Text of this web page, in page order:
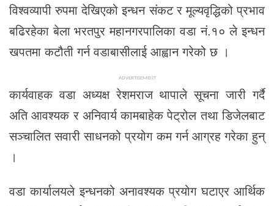
विश्वव्यापी रुपमा देखिएको इन्धन संकट र मूल्यवृद्धिको प्रभाव
बढिरहेका बेला भरतपुर महानगरपालिका वडा नं.१० ले इन्धन
खपतमा कटौती गर्न वडाबासीलाई आह्वान गरेको छ ।
ADVERTISEMENT
कार्यवाहक वडा अध्यक्ष रेशमराज थापाले सूचना जारी गर्दै
अति आवश्यक र अनिवार्य कामबाहेक पेट्रोल तथा डिजेलबाट
सञ्चालित सवारी साधनको प्रयोग कम गर्न आग्रह गरेका हुन्
।
वडा कार्यालयले इन्धनको अनावश्यक प्रयोग घटाएर आर्थिक